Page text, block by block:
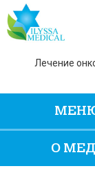
Лечение
О